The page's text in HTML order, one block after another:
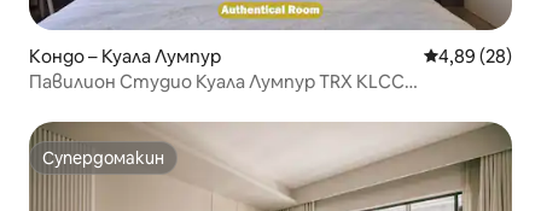
Кондо – Куала Лумпур Средна
4,89 (28)
Павилион Студио Куала Лумпур TRX KLCC
Супердомакин
Супердомакин